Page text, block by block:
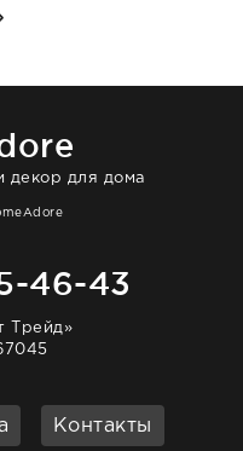
Выглядит
декор для дома
46-43
Трейд»
Контакты